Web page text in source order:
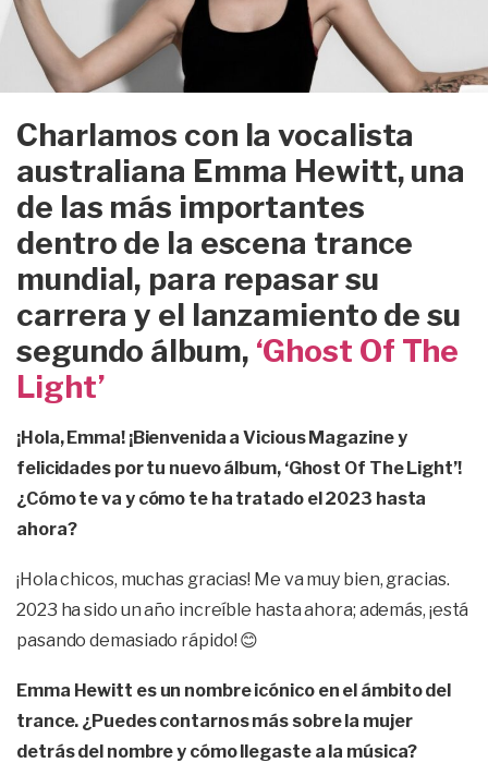
Charlamos con la vocalista
australiana Emma Hewitt, una
de las más importantes
dentro de la escena trance
mundial, para repasar su
carrera y el lanzamiento de su
segundo álbum, ‘Ghost Of The
Light’
¡Hola, Emma! ¡Bienvenida a Vicious Magazine y
felicidades por tu nuevo álbum, ‘Ghost Of The Light’!
¿Cómo te va y cómo te ha tratado el 2023 hasta
ahora?
¡Hola chicos, muchas gracias! Me va muy bien, gracias.
2023 ha sido un año increíble hasta ahora; además, ¡está
pasando demasiado rápido! 😊
Emma Hewitt es un nombre icónico en el ámbito del
trance. ¿Puedes contarnos más sobre la mujer
detrás del nombre y cómo llegaste a la música?